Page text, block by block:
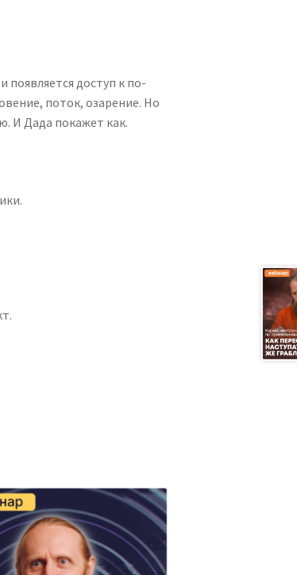
доступ к по-
поток, озарение. Но
И Дада покажет как.